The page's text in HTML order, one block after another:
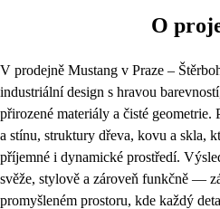
O
V prodejně Mustang v Praze –
industriální design s hravou
přirozené materiály a čisté geometrie.
a stínu, struktury dřeva, kovu a skla,
příjemné i dynamické prostředí.
svěže, stylově a zároveň funkčně —
promyšleném prostoru, kde každý